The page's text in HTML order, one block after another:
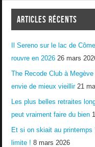
ARTICLES RÉCENTS
Il Sereno sur le lac de
rouvre en 2026 26 mars
The Recode Club à
envie de mieux vieillir 21
Les plus belles retraites
peut vraiment faire du bien
Et si on skiait au
limite ! 8 mars 2026